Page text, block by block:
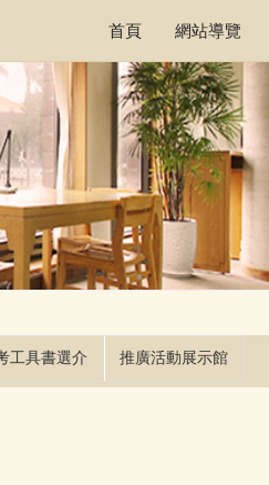
首頁
網站導覽
工具書選介 推廣活動展示館